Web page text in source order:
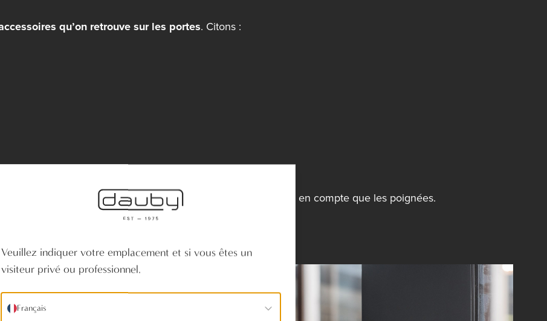
qu’on retrouve sur les portes. Citons :
quincailleries de porte, il y a bien plus d’éléments à prendre en compte que les poignées.
Veuillez indiquer votre emplacement et si vous êtes un
visiteur privé ou professionnel.
Français